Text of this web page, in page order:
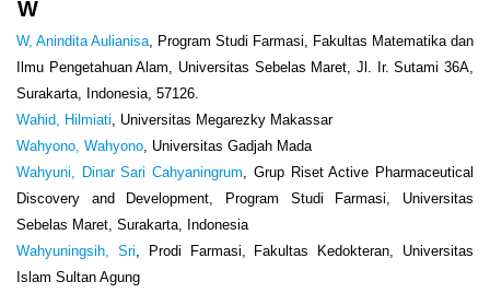
W
W, Anindita Aulianisa , Program Studi Farmasi, Fakultas Matematika dan
Ilmu Pengetahuan Alam, Universitas Sebelas Maret, Jl. Ir. Sutami 36A,
Surakarta, Indonesia, 57126.
Wahid, Hilmiati , Universitas Megarezky Makassar
Wahyono, Wahyono , Universitas Gadjah Mada
Wahyuni, Dinar Sari Cahyaningrum , Grup Riset Active Pharmaceutical
Discovery and Development, Program Studi Farmasi, Universitas
Sebelas Maret, Surakarta, Indonesia
Wahyuningsih, Sri , Prodi Farmasi, Fakultas Kedokteran, Universitas
Islam Sultan Agung